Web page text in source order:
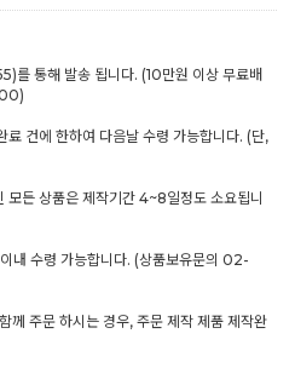
를 통해 발송 됩니다. (10만원 이상 무료배
료 건에 한하여 다음날 수령 가능합니다. (단,
모든 상품은 제작기간 4~8일정도 소요됩니
내 수령 가능합니다. (상품보유문의 02-
께 주문 하시는 경우, 주문 제작 제품 제작완